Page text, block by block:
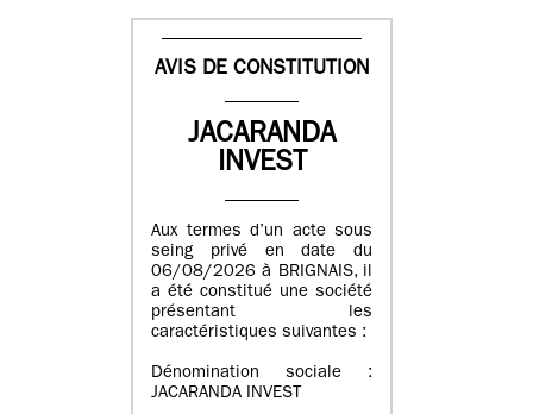
AVIS DE CONSTITUTION
JACARANDA
INVEST
Aux termes d’un acte sous
seing privé en date du
06/08/2026 à BRIGNAIS, il
a été constitué une société
présentant les
caractéristiques suivantes :
Dénomination sociale :
JACARANDA INVEST